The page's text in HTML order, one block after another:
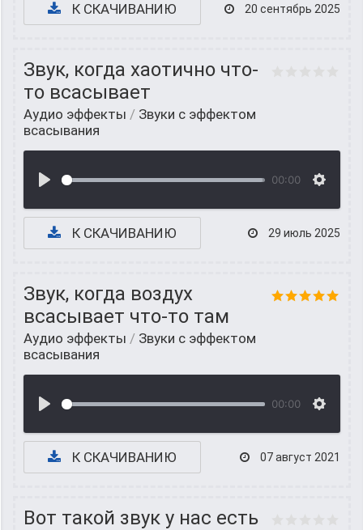
К СКАЧИВАНИЮ 20 сентябрь 2025
Звук, когда хаотично что-
то всасывает
Аудио эффекты / Звуки с эффектом
всасывания
00:00
К СКАЧИВАНИЮ 29 июль 2025
Звук, когда воздух
всасывает что-то там
Аудио эффекты / Звуки с эффектом
всасывания
00:00
К СКАЧИВАНИЮ 07 август 2021
Вот такой звук у нас есть